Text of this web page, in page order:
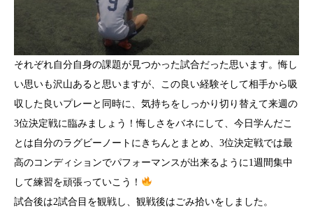
それぞれ自分自身の課題が見つかった試合だった思います。悔し
い思いも沢山あると思いますが、この良い経験そして相手から吸
収した良いプレーと同時に、気持ちをしっかり切り替えて来週の
3位決定戦に臨みましょう！悔しさをバネにして、今日学んだこ
とは自分のラグビーノートにきちんとまとめ、3位決定戦では最
高のコンディションでパフォーマンスが出来るように1週間集中
して練習を頑張っていこう！
試合後は2試合目を観戦し、観戦後はごみ拾いをしました。